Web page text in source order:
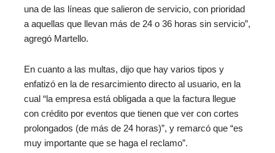
una de las líneas que salieron de servicio, con prioridad
a aquellas que llevan más de 24 o 36 horas sin servicio”,
agregó Martello.
En cuanto a las multas, dijo que hay varios tipos y
enfatizó en la de resarcimiento directo al usuario, en la
cual “la empresa está obligada a que la factura llegue
con crédito por eventos que tienen que ver con cortes
prolongados (de más de 24 horas)”, y remarcó que “es
muy importante que se haga el reclamo”.